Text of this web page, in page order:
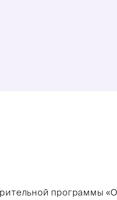
программы